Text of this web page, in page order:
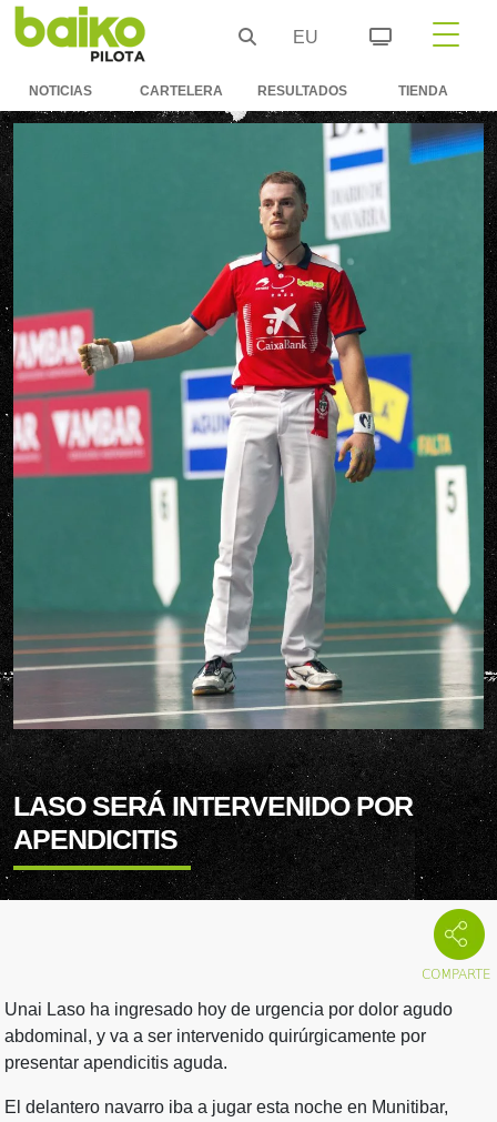
EU
NOTICIAS CARTELERA RESULTADOS TIENDA
LASO SERÁ INTERVENIDO POR
APENDICITIS
Unai Laso ha ingresado hoy de urgencia por dolor agudo
abdominal, y va a ser intervenido quirúrgicamente por
presentar apendicitis aguda.
El delantero navarro iba a jugar esta noche en Munitibar,